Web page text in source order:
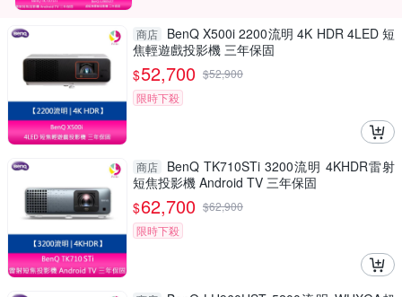
商店
BenQ X500i 2200流明 4K HDR 4LED 短
焦輕遊戲投影機 三年保固
$52,700 $52,900
限時下殺
商店
BenQ TK710STi 3200流明 4KHDR雷射
短焦投影機 Android TV 三年保固
$62,700 $62,900
限時下殺